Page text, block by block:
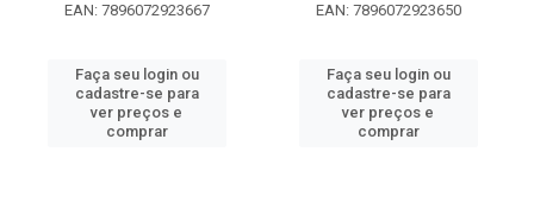
EAN: 7896072923667
Faça seu login ou
cadastre-se para
ver preços e
comprar
EAN: 7896072923650
Faça seu login ou
cadastre-se para
ver preços e
comprar